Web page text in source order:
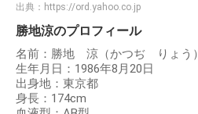
出典： https://ord.yahoo.co.jp
勝地涼のプロフィール
名前：勝地 涼（かつぢ りょう）
生年月日：1986年8月20日
出身地：東京都
身長：174cm